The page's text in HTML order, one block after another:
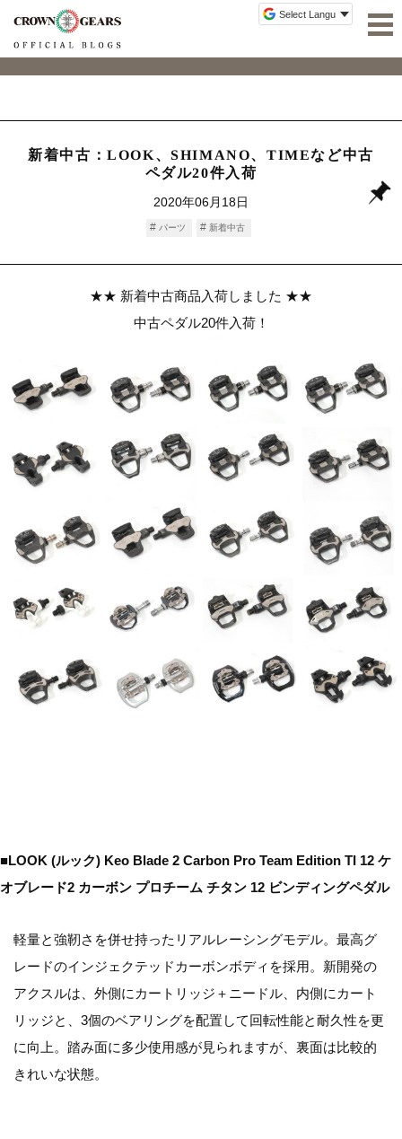
新着中古：LOOK、SHIMANO、TIMEなど中古
ペダル20件入荷
2020年06月18日
パーツ 新着中古
★★ 新着中古商品入荷しました ★★
中古ペダル20件入荷！
■LOOK (ルック) Keo Blade 2 Carbon Pro Team Edition TI 12 ケ
オブレード2 カーボン プロチーム チタン 12 ビンディングペダル
軽量と強靭さを併せ持ったリアルレーシングモデル。最高グ
レードのインジェクテッドカーボンボディを採用。新開発の
アクスルは、外側にカートリッジ＋ニードル、内側にカート
リッジと、3個のベアリングを配置して回転性能と耐久性を更
に向上。踏み面に多少使用感が見られますが、裏面は比較的
きれいな状態。